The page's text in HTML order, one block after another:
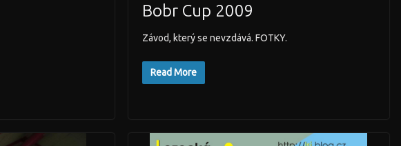
Bobr Cup 2009
Závod, který se nevzdává. FOTKY.
Read More